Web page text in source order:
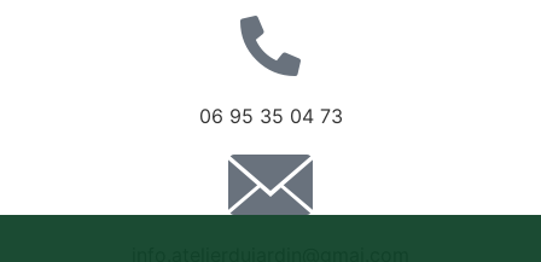
06 95 35 04 73